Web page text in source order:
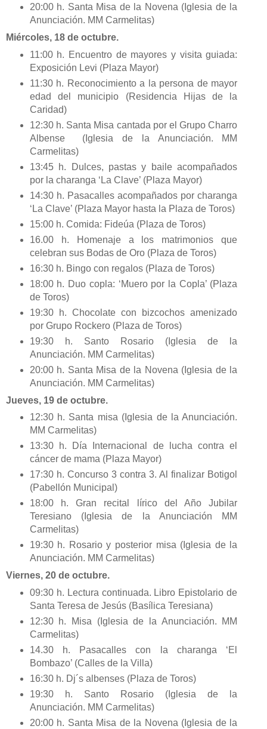
20:00 h. Santa Misa de la Novena (Iglesia de la
Anunciación. MM Carmelitas)
Miércoles, 18 de octubre.
11:00 h. Encuentro de mayores y visita guiada:
Exposición Levi (Plaza Mayor)
11:30 h. Reconocimiento a la persona de mayor
edad del municipio (Residencia Hijas de la
Caridad)
12:30 h. Santa Misa cantada por el Grupo Charro
Albense (Iglesia de la Anunciación. MM
Carmelitas)
13:45 h. Dulces, pastas y baile acompañados
por la charanga ‘La Clave’ (Plaza Mayor)
14:30 h. Pasacalles acompañados por charanga
‘La Clave’ (Plaza Mayor hasta la Plaza de Toros)
15:00 h. Comida: Fideúa (Plaza de Toros)
16.00 h. Homenaje a los matrimonios que
celebran sus Bodas de Oro (Plaza de Toros)
16:30 h. Bingo con regalos (Plaza de Toros)
18:00 h. Duo copla: ‘Muero por la Copla’ (Plaza
de Toros)
19:30 h. Chocolate con bizcochos amenizado
por Grupo Rockero (Plaza de Toros)
19:30 h. Santo Rosario (Iglesia de la
Anunciación. MM Carmelitas)
20:00 h. Santa Misa de la Novena (Iglesia de la
Anunciación. MM Carmelitas)
Jueves, 19 de octubre.
12:30 h. Santa misa (Iglesia de la Anunciación.
MM Carmelitas)
13:30 h. Día Internacional de lucha contra el
cáncer de mama (Plaza Mayor)
17:30 h. Concurso 3 contra 3. Al finalizar Botigol
(Pabellón Municipal)
18:00 h. Gran recital lírico del Año Jubilar
Teresiano (Iglesia de la Anunciación MM
Carmelitas)
19:30 h. Rosario y posterior misa (Iglesia de la
Anunciación. MM Carmelitas)
Viernes, 20 de octubre.
09:30 h. Lectura continuada. Libro Epistolario de
Santa Teresa de Jesús (Basílica Teresiana)
12:30 h. Misa (Iglesia de la Anunciación. MM
Carmelitas)
14.30 h. Pasacalles con la charanga ‘El
Bombazo’ (Calles de la Villa)
16:30 h. Dj´s albenses (Plaza de Toros)
19:30 h. Santo Rosario (Iglesia de la
Anunciación. MM Carmelitas)
20:00 h. Santa Misa de la Novena (Iglesia de la